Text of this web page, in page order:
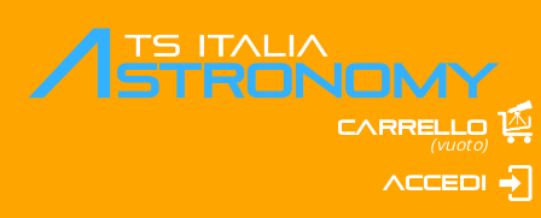
Carrello
(vuoto)
Accedi